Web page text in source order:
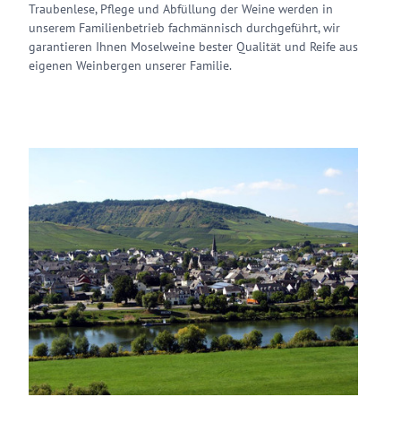
Traubenlese, Pflege und Abfüllung der Weine werden in
unserem Familienbetrieb fachmännisch durchgeführt, wir
garantieren Ihnen Moselweine bester Qualität und Reife aus
eigenen Weinbergen unserer Familie.